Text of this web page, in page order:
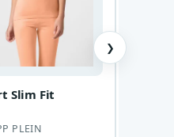
Slim Fit
PLEIN
❯